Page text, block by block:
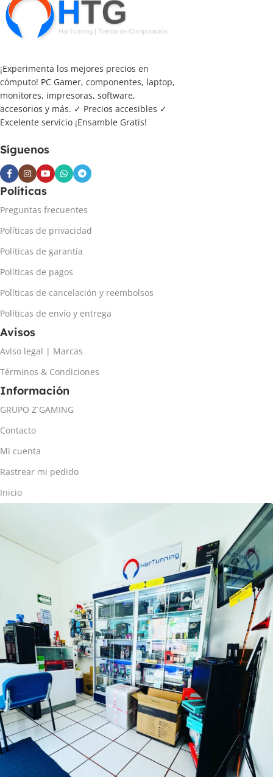
¡Experimenta los mejores precios en
cómputo! PC Gamer, componentes, laptop,
monitores, impresoras, software,
accesorios y más. ✓ Precios accesibles ✓
Excelente servicio ¡Ensamble Gratis!
Síguenos
Políticas
Preguntas frecuentes
Políticas de privacidad
Políticas de garantía
Políticas de pagos
Políticas de cancelación y reembolsos
Políticas de envío y entrega
Avisos
Aviso legal | Marcas
Términos & Condiciones
Información
GRUPO Z´GAMING
Contacto
Mi cuenta
Rastrear mi pedido
Inicio